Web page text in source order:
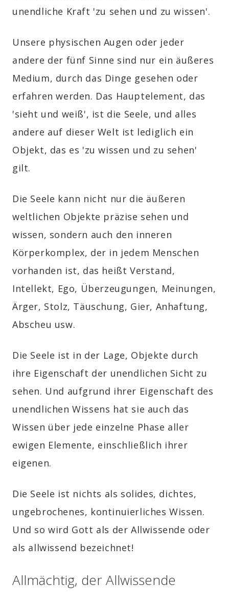
unendliche Kraft 'zu sehen und zu wissen'.
Unsere physischen Augen oder jeder
andere der fünf Sinne sind nur ein äußeres
Medium, durch das Dinge gesehen oder
erfahren werden. Das Hauptelement, das
'sieht und weiß', ist die Seele, und alles
andere auf dieser Welt ist lediglich ein
Objekt, das es 'zu wissen und zu sehen'
gilt.
Die Seele kann nicht nur die äußeren
weltlichen Objekte präzise sehen und
wissen, sondern auch den inneren
Körperkomplex, der in jedem Menschen
vorhanden ist, das heißt Verstand,
Intellekt, Ego, Überzeugungen, Meinungen,
Ärger, Stolz, Täuschung, Gier, Anhaftung,
Abscheu usw.
Die Seele ist in der Lage, Objekte durch
ihre Eigenschaft der unendlichen Sicht zu
sehen. Und aufgrund ihrer Eigenschaft des
unendlichen Wissens hat sie auch das
Wissen über jede einzelne Phase aller
ewigen Elemente, einschließlich ihrer
eigenen.
Die Seele ist nichts als solides, dichtes,
ungebrochenes, kontinuierliches Wissen.
Und so wird Gott als der Allwissende oder
als allwissend bezeichnet!
Allmächtig, der Allwissende